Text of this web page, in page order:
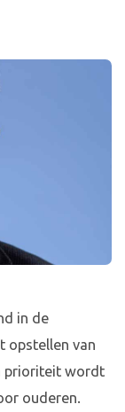
in de
opstellen van
prioriteit wordt
ouderen.